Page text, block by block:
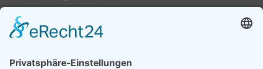
Impressum
AGs